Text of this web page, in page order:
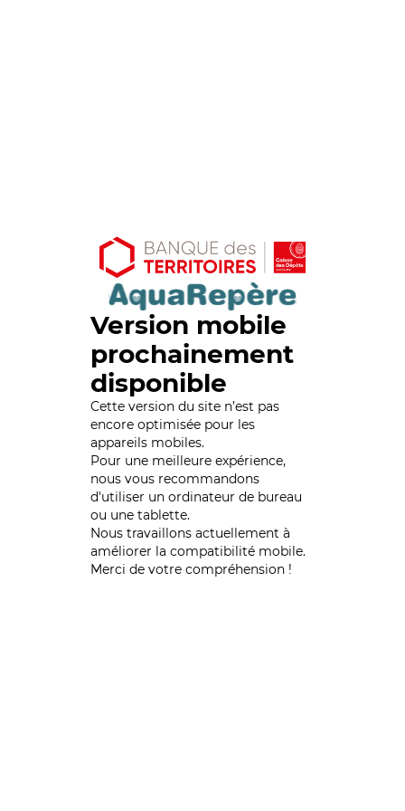
Version mobile
prochainement
disponible
Cette version du site n’est pas
encore optimisée pour les
appareils mobiles.
Pour une meilleure expérience,
nous vous recommandons
d'utiliser un ordinateur de bureau
ou une tablette.
Nous travaillons actuellement à
améliorer la compatibilité mobile.
Merci de votre compréhension !